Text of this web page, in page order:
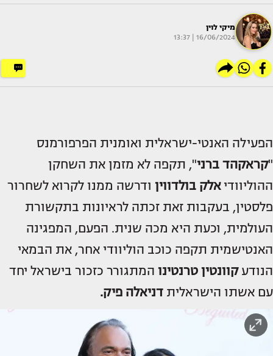
מיקי לוין
16/06/2024 | 13:37
הפעילה האנטי-ישראלית ואומנית הפרפורמנס
"קראקהד ברני", תקפה לא מזמן את השחקן
ההוליוודיאלק בולדווין ודרשה ממנו לקרוא לשחרור
פלסטין, בעקבות זאת זכתה לראיונות בתקשורת
העולמית, וכעת היא מכה שנית. הפעם, המפגינה
האנטישמית תקפה כוכב הוליוודי אחר, את הבמאי
הנודע קוונטין טרנטינו המתגורר כזכור בישראל יחד
עם אשתו הישראלית דניאלה פיק.